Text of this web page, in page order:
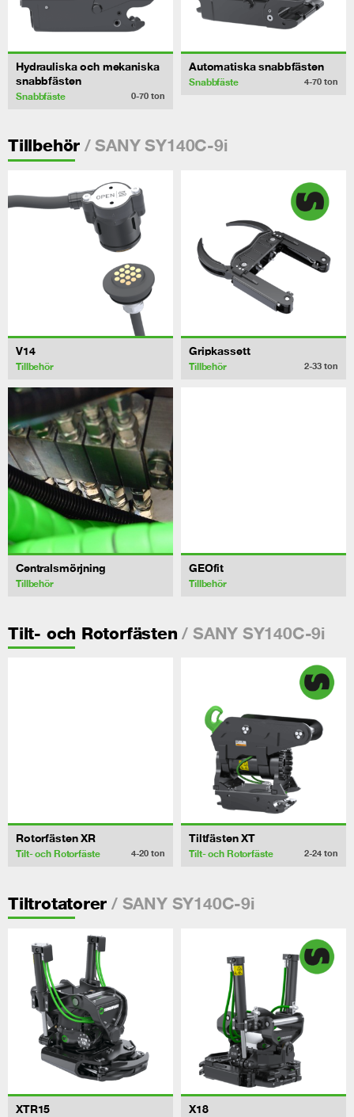
Hydrauliska och mekaniska
snabbfästen
Snabbfäste 0-70 ton
Automatiska snabbfästen
Snabbfäste 4-70 ton
Tillbehör / SANY SY140C-9i
V14
Tillbehör
Gripkassett
Tillbehör 2-33 ton
Centralsmörjning
Tillbehör
GEOfit
Tillbehör
Tilt- och Rotorfästen / SANY SY140C-9i
Rotorfästen XR
Tilt- och Rotorfäste 4-20 ton
Tiltfästen XT
Tilt- och Rotorfäste 2-24 ton
Tiltrotatorer / SANY SY140C-9i
XTR15 X18